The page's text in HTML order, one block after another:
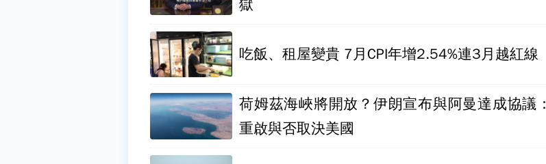
獄
吃飯、租屋變貴 7月CPI年增2.54%連3月越紅線
荷姆茲海峽將開放？伊朗宣布與阿曼達成協議：
重啟與否取決美國